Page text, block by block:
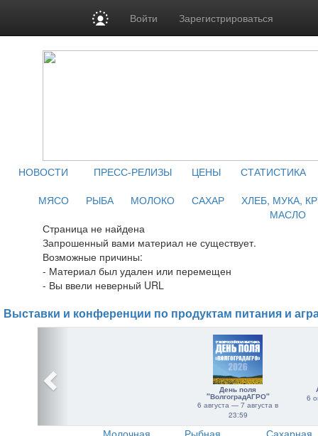
Войти Зарегистрироваться
НОВОСТИ ПРЕСС-РЕЛИЗЫ ЦЕНЫ
СТАТИСТИКА
МЯСО
РЫБА МОЛОКО САХАР
ХЛЕБ, МУКА,
МАСЛО
Страница не найдена
Запрошенный вами материал не существует.
Возможные причины:
- Материал был удален или перемещен
- Вы ввели неверный URL
Выставки и конференции по продуктам питания и
День поля
"ВолгоградАГРО"
6 августа — 7 августа в
23:59
6
Молочная
Рыбная
Сахарная